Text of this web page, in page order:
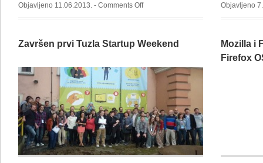
Objavljeno 11.06.2013. - Comments Offon
Završen
Coding
u
Objavljeno
Završen prvi Tuzla Startup Weekend
Mozilla i
Firefox